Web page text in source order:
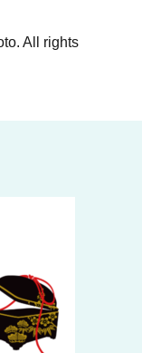
All rights